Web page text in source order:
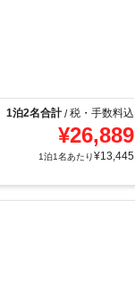
1泊2名合計/税・手数料込
¥26,889
1泊1名あたり¥13,445